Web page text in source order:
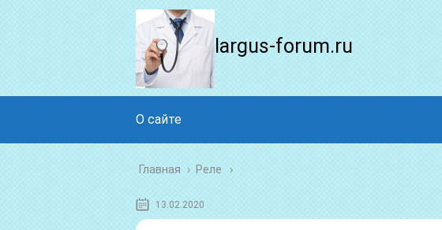
largus-forum.ru
О сайте
Главная › Реле
13.02.2020